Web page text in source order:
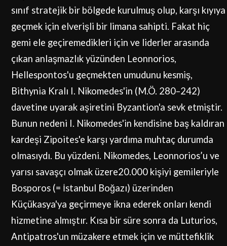
sınıf stratejik bir bölgede kurulmuş olup, karşı kıyıya
geçmek için elverişli bir limana sahipti. Fakat hiç
gemi ele geçiremedikleri için ve liderler arasında
çıkan anlaşmazlık yüzünden Leonnorios,
Hellespontos'u geçmekten umudunu kesmiş,
Bithynia Kralı I. Nikomedes'in (M.Ö. 280–242)
davetine uyarak aşiretini Byzantion'a sevk etmiştir.
Bunun nedeni I. Nikomedes'in kendisine baş kaldıran
kardeşi Zipoites'e karşı yardıma muhtaç durumda
olmasıydı. Bu yüzdeni. Nikomedes, Leonnorios’u ve
yarısı savaşçı olmak üzere20.000 kişiyi gemileriyle
Bosporos (= İstanbul Boğazı) üzerinden
Küçükasya'ya geçirmeye ikna ederek onları kendi
hizmetine almıştır. Kısa bir süre sonra da Luturios,
Antipatros'un müzakere etmek için ve müttefiklik